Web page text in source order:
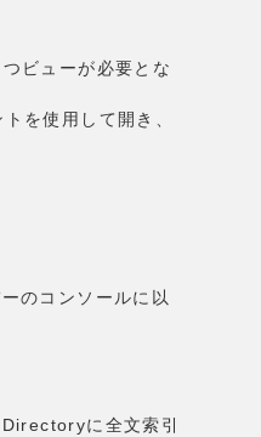
ビューが必要とな
を使用して開き、
のコンソールに以
に全文索引